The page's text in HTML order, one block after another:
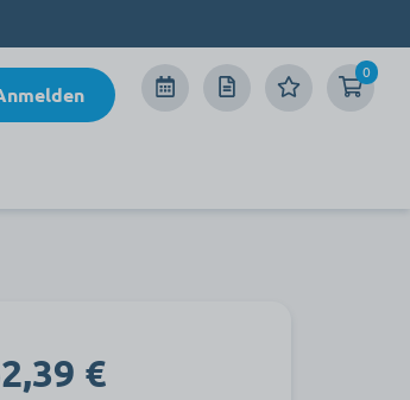
0
€